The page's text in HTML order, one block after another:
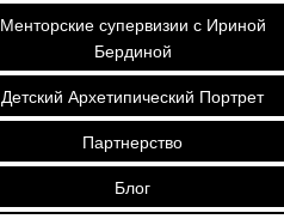
Менторские супервизии с Ириной
Бердиной
Детский Архетипический Портрет
Партнерство
Блог